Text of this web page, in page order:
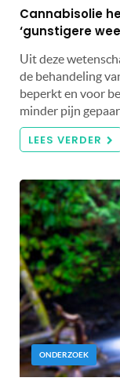
Cannabisolie
‘gunstigere
Uit deze
de behandeling
beperkt en voor
minder pijn
LEES VERDER
ONDERZOEK